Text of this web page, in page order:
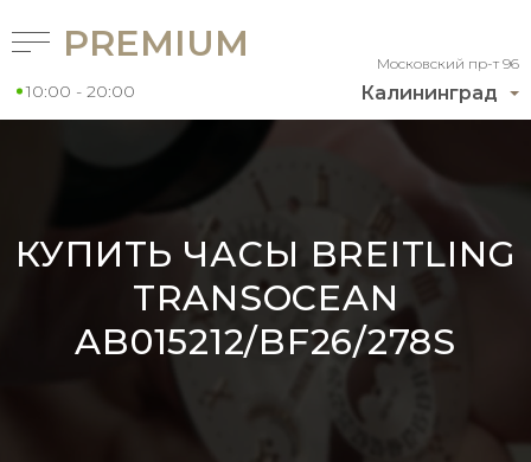
Калининград
Московский пр-т 96
PREMIUM
10:00 - 20:00
КУПИТЬ ЧАСЫ BREITLING
TRANSOCEAN
AB015212/BF26/278S